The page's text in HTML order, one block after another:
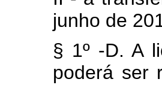
junho de
§ 1º -D. A
poderá ser